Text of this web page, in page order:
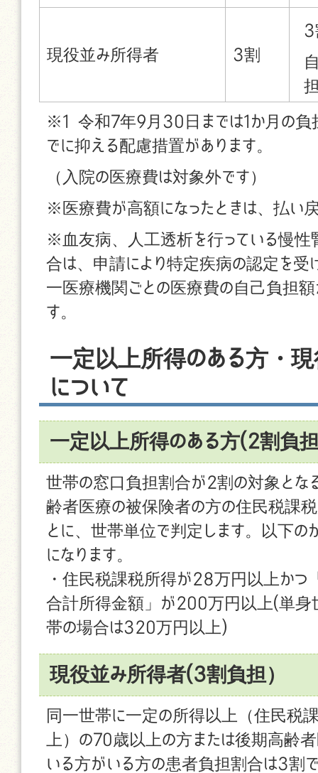
現役並み所得者 3割
3
※1 令和7年9月30日までは1か月の
でに抑える配慮措置があります。
（入院の医療費は対象外です）
※医療費が高額になったときは、払い
※血友病、人工透析を行っている慢性
合は、申請により特定疾病の認定を受
一医療機関ごとの医療費の自己負担
す。
一定以上所得のある方・
について
一定以上所得のある方(2割負
世帯の窓口負担割合が2割の対象とな
齢者医療の被保険者の方の住民税課
とに、世帯単位で判定します。以下の
になります。
・住民税課税所得が28万円以上かつ
合計所得金額」が200万円以上(単身
帯の場合は320万円以上)
現役並み所得者(3割負担）
同一世帯に一定の所得以上（住民税
上）の70歳以上の方または後期高齢
いる方がいる方の患者負担割合は3割